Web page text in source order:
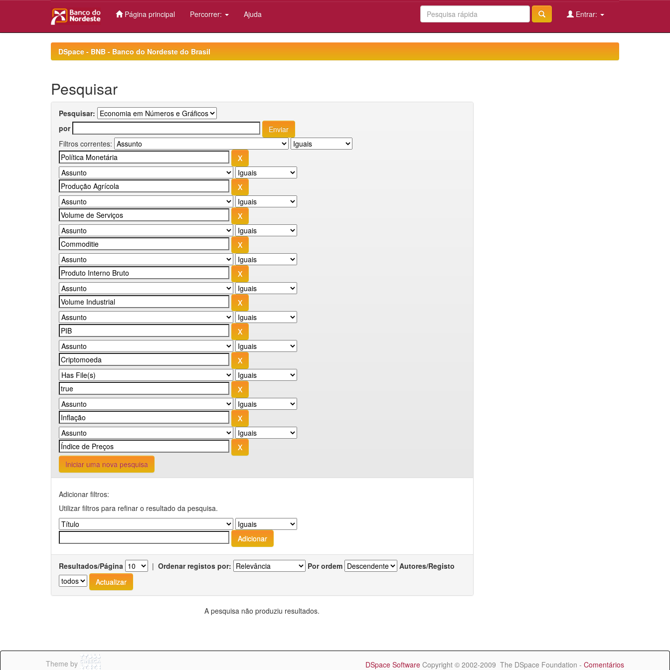
Página principal Percorrer: Ajuda Entrar:
DSpace - BNB - Banco do Nordeste do Brasil
Pesquisar
Pesquisar:
por
Filtros correntes:
Iniciar uma nova pesquisa
Adicionar filtros:
Utilizar filtros para refinar o resultado da pesquisa.
Resultados/Página | Ordenar registos por: Por ordem Autores/Registo
A pesquisa não produziu resultados.
Theme by DSpace Software Copyright © 2002-2009 The DSpace Foundation - Comentários